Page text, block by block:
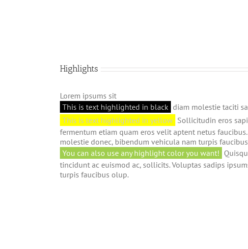
Highlights
Lorem ipsums sit
This is text highlighted in black diam molestie taciti
This is text highlighted in yellow Sollicitudin eros
fermentum etiam quam eros velit aptent netus
molestie donec, bibendum vehicula nam turpis
You can also use any highlight color you want!
tincidunt ac euismod ac, sollicits. Voluptas sadips
turpis faucibus olup.